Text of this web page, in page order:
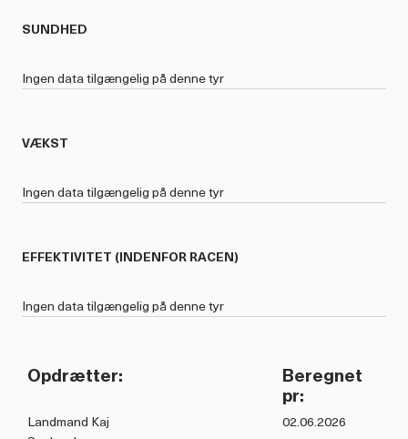
SUNDHED
Ingen data tilgængelig på denne tyr
VÆKST
Ingen data tilgængelig på denne tyr
EFFEKTIVITET (INDENFOR RACEN)
Ingen data tilgængelig på denne tyr
Opdrætter:
Beregnet
pr:
Landmand Kaj
02.06.2026